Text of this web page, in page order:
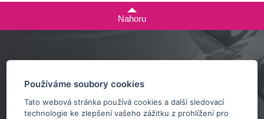
Používáme soubory cookies
Tato webová stránka používá cookies a další sledovací
technologie ke zlepšení vašeho zážitku z prohlížení pro
Nahoru
+420 732 218 685
rosta@subarusti.cz